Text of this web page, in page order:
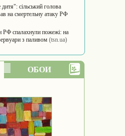
сільський голова
на смертельну атаку РФ
РФ спалахнули пожежі: на
з паливом (tsn.ua)
ОБОИ